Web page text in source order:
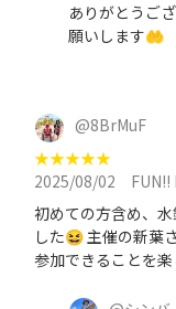
ありがとうご
願いします🤲
@8BrMuF
★★★★★
2025/08/02
FUN!!
初めての方含め、
した😆 主催の新葉
参加できることを